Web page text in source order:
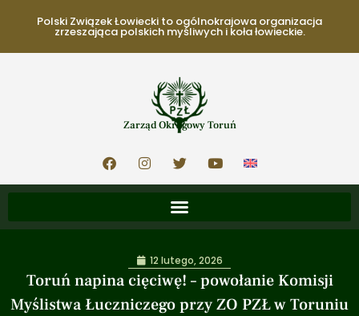
Polski Związek Łowiecki to ogólnokrajowa organizacja
zrzeszająca polskich myśliwych i koła łowieckie.
Zarząd Okręgowy Toruń
Toruń napina cięciwę! – powołanie Komisji
Myślistwa Łuczniczego przy ZO PZŁ w Toruniu
12 lutego, 2026